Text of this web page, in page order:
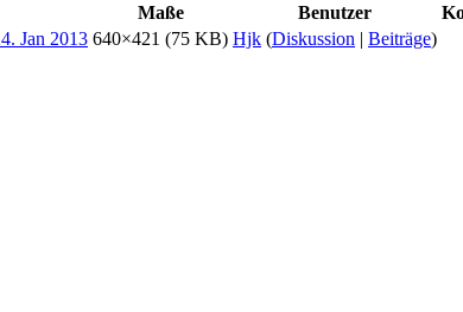
Maße Benutzer
640×421 (75 KB) Hjk (Diskussion | Beiträge)